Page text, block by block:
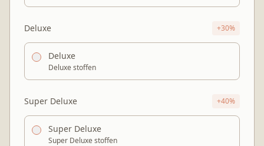
Deluxe +30%
Deluxe
Deluxe stoffen
Super Deluxe +40%
Super Deluxe
Super Deluxe stoffen